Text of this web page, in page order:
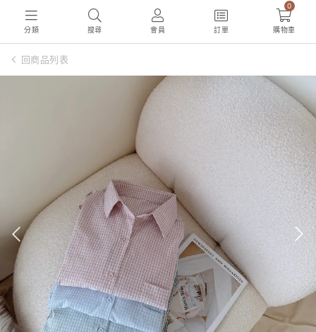
分類 搜尋 會員 訂單
0
購物車
回商品列表